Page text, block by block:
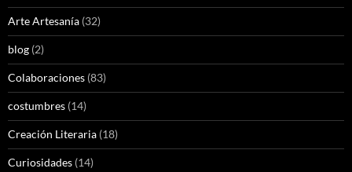
Arte Artesanía (32)
blog (2)
Colaboraciones (83)
costumbres (14)
Creación Literaria (18)
Curiosidades (14)